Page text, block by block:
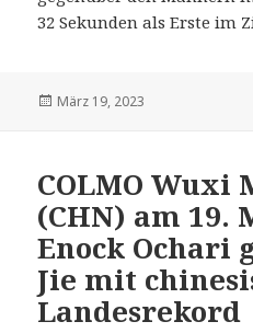
32 Sekunden als Erste im
Veröffentlicht
März 19, 2023
COLMO Wuxi
(CHN) am 19.
Enock Ochari
Jie mit
Landesrekord